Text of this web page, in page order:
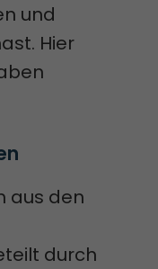
und
Hier
aus den
durch